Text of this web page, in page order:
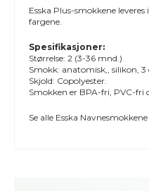
Esska Plus-smokkene
fargene.
Spesifikasjoner:
Størrelse: 2 (3-36 mnd.)
Smokk: anatomisk,, silikon, 3
Skjold: Copolyester.
Smokken er BPA-fri, PVC-fri
Se alle Esska Navnesmokkene